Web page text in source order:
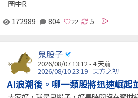
圖中R
172989
804 5
鬼股子
2026/08/07 13:12 - 4 天前
2026/08/10 23:19 - 東方之初
AI浪潮後。哪一類股將迅速崛起